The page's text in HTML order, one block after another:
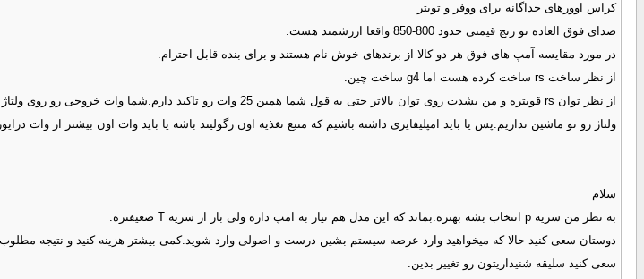
کراس اوورهای جداگانه برای ووفر و تویتر
صدای فوق العاده تو رنج قیمتی حدود 800-850 واقعا ارزشمند هست.
در مورد مقایسه آمپ های فوق هر دو کالا از برندهای خوش نام هستند و برای بنده قابل احترام.
از نظر ساخت rs ساخت کرده هست اما g4 ساخت چین.
ولتاژ رو تو ماشین نداریم.پس یا باید امپلیفایری داشته باشیم که منبع تغذیه اون رگولیتد باشه یا باید وات اون بیشتر از وات
سلام
به نظر من سریه p انتخاب بشه بهتره.بماند که این مدل هم نیاز به امپ داره ولی باز از سریه T ضعیفتره.
دوستان سعی کنید حالا که میخواهید وارد عرصه سیستم بشین درست و اصولی وارد شوید.کمی بیشتر هزینه کنید و نتیجه
سعی کنید سلیقه شنیداریتون رو تغییر بدین.